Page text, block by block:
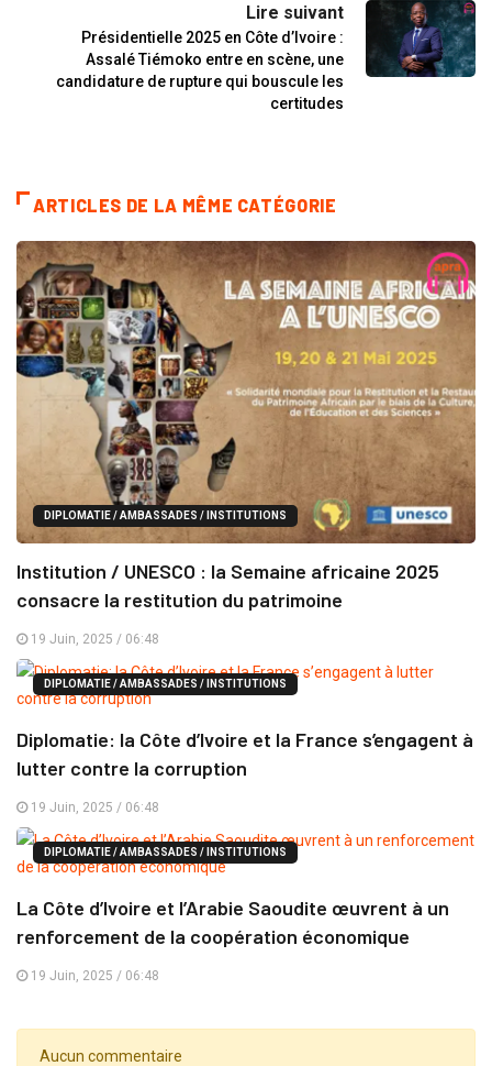
Lire suivant
Présidentielle 2025 en Côte d’Ivoire :
Assalé Tiémoko entre en scène, une
candidature de rupture qui bouscule les
certitudes
ARTICLES DE LA MÊME CATÉGORIE
DIPLOMATIE / AMBASSADES / INSTITUTIONS
Institution / UNESCO : la Semaine africaine 2025
consacre la restitution du patrimoine
19 Juin, 2025 / 06:48
DIPLOMATIE / AMBASSADES / INSTITUTIONS
Diplomatie: la Côte d’Ivoire et la France s’engagent à
lutter contre la corruption
19 Juin, 2025 / 06:48
DIPLOMATIE / AMBASSADES / INSTITUTIONS
La Côte d’Ivoire et l’Arabie Saoudite œuvrent à un
renforcement de la coopération économique
19 Juin, 2025 / 06:48
Aucun commentaire